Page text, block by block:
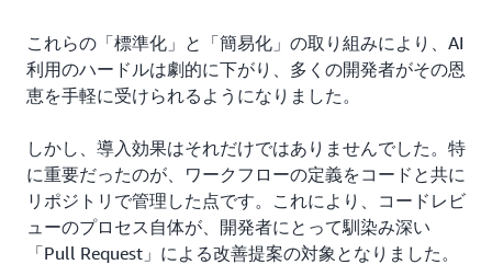
これらの「標準化」と「簡易化」の取り組みにより、AI
利用のハードルは劇的に下がり、多くの開発者がその恩
恵を手軽に受けられるようになりました。
しかし、導入効果はそれだけではありませんでした。特
に重要だったのが、ワークフローの定義をコードと共に
リポジトリで管理した点です。これにより、コードレビ
ューのプロセス自体が、開発者にとって馴染み深い
「Pull Request」による改善提案の対象となりました。